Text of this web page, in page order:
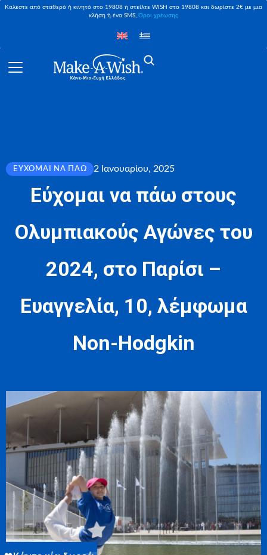
Καλέστε από σταθερό ή κινητό στο 19808 ή στείλτε WISH στο 19808 και δωρίστε 2€ με μια
κλήση ή ένα SMS,Όροι χρέωσης
ΕΎΧΟΜΑΙ ΝΑ ΠΆΩ 2 Ιανουαρίου, 2025
Εύχομαι να πάω στους
Ολυμπιακούς Αγώνες του
2024, στο Παρίσι –
Ευαγγελία, 10, λέμφωμα
Non-Hodgkin